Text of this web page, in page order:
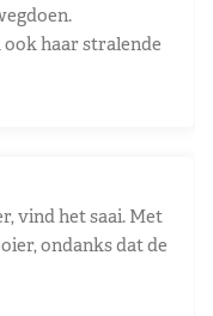
haar stralende
vind het saai. Met
ondanks dat de